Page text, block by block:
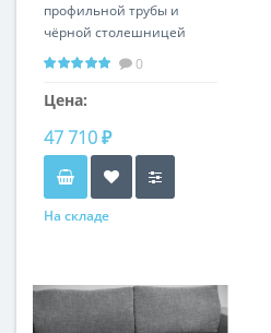
профильной трубы и
чёрной столешницей
D100 см BN011
0
Цена:
47 710 ₽
На складе